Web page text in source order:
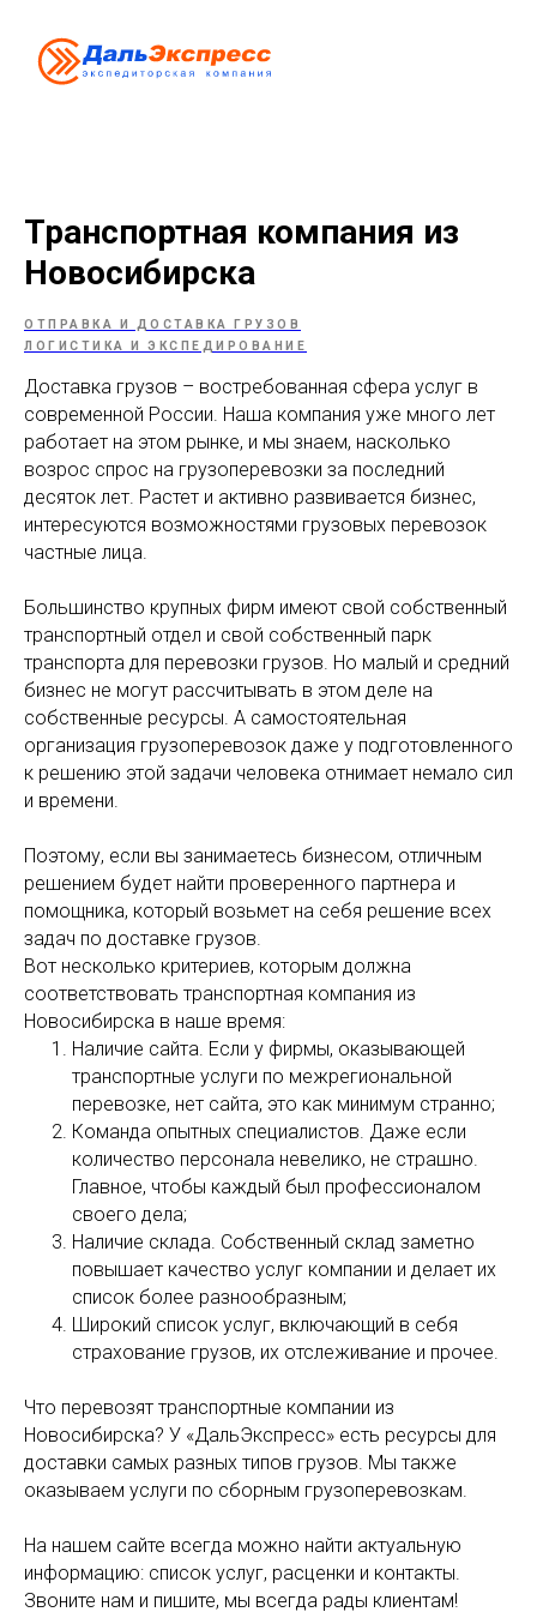
Транспортная компания из
Новосибирска
ОТПРАВКА И ДОСТАВКА ГРУЗОВ
ЛОГИСТИКА И ЭКСПЕДИРОВАНИЕ
Доставка грузов – востребованная сфера услуг в
современной России. Наша компания уже много лет
работает на этом рынке, и мы знаем, насколько
возрос спрос на грузоперевозки за последний
десяток лет. Растет и активно развивается бизнес,
интересуются возможностями грузовых перевозок
частные лица.
Большинство крупных фирм имеют свой собственный
транспортный отдел и свой собственный парк
транспорта для перевозки грузов. Но малый и средний
бизнес не могут рассчитывать в этом деле на
собственные ресурсы. А самостоятельная
организация грузоперевозок даже у подготовленного
к решению этой задачи человека отнимает немало сил
и времени.
Поэтому, если вы занимаетесь бизнесом, отличным
решением будет найти проверенного партнера и
помощника, который возьмет на себя решение всех
задач по доставке грузов.
Вот несколько критериев, которым должна
соответствовать транспортная компания из
Новосибирска в наше время:
Наличие сайта. Если у фирмы, оказывающей
транспортные услуги по межрегиональной
перевозке, нет сайта, это как минимум странно;
Команда опытных специалистов. Даже если
количество персонала невелико, не страшно.
Главное, чтобы каждый был профессионалом
своего дела;
Наличие склада. Собственный склад заметно
повышает качество услуг компании и делает их
список более разнообразным;
Широкий список услуг, включающий в себя
страхование грузов, их отслеживание и прочее.
Что перевозят транспортные компании из
Новосибирска? У «ДальЭкспресс» есть ресурсы для
доставки самых разных типов грузов. Мы также
оказываем услуги по сборным грузоперевозкам.
На нашем сайте всегда можно найти актуальную
информацию: список услуг, расценки и контакты.
Звоните нам и пишите, мы всегда рады клиентам!